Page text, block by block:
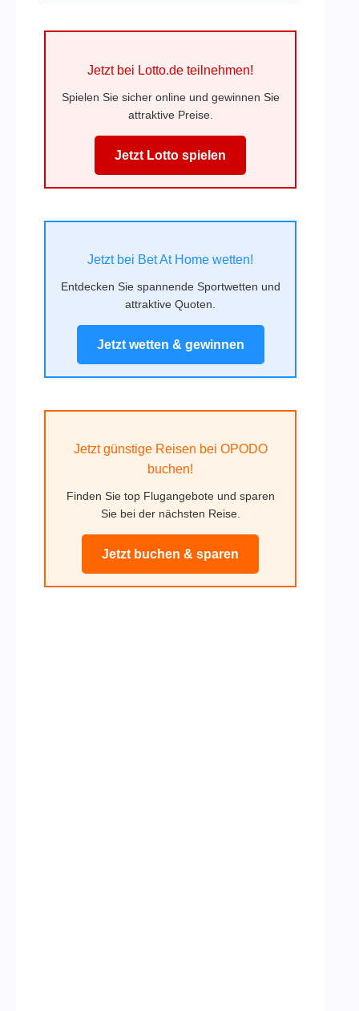
Jetzt bei Lotto.de teilnehmen!
Spielen Sie sicher online und gewinnen Sie
attraktive Preise.
Jetzt Lotto spielen
Jetzt bei Bet At Home wetten!
Entdecken Sie spannende Sportwetten und
attraktive Quoten.
Jetzt wetten & gewinnen
Jetzt günstige Reisen bei OPODO
buchen!
Finden Sie top Flugangebote und sparen
Sie bei der nächsten Reise.
Jetzt buchen & sparen